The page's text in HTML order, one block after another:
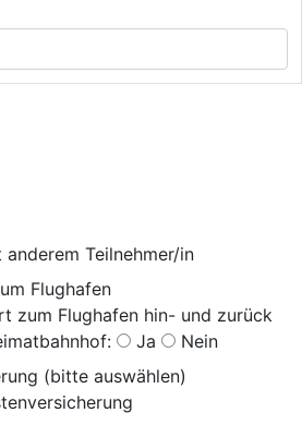
Teilnehmer/in
Flughafen
zum Flughafen hin- und zurück
Ja
Nein
(bitte auswählen)